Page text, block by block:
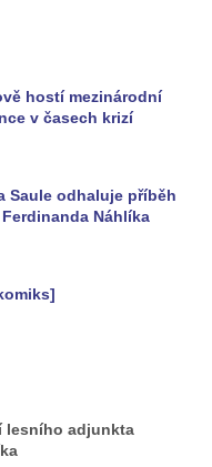
v
hostí mezinárodní
v časech krizí
Saule odhaluje příběh
Náhlíka
lesního adjunkta